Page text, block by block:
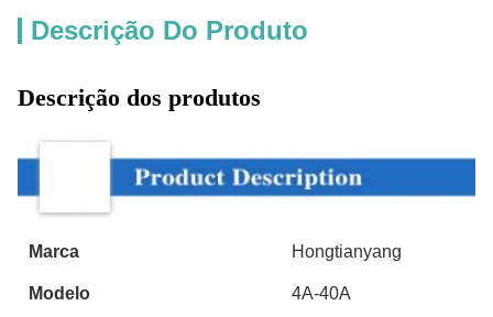
Descrição Do Produto
Descrição dos produtos
Marca Hongtianyang
Modelo 4A-40A